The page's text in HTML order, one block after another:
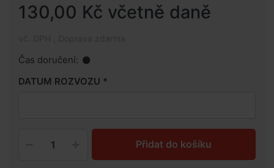
130,00 Kč včetně daně
Čas doručení:
DATUM ROZVOZU
Přidat do košíku